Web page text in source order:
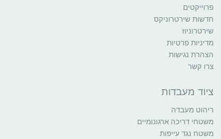
פרוייקטים
חדשות שירטרוניקס
שירטרוניוז
מדיניות פרטיות
הצהרת נגישות
צרו קשר
ציוד מעבדות
ריהוט מעבדה
משטחי דריכה ארגונומיים
משטח נגד עייפות